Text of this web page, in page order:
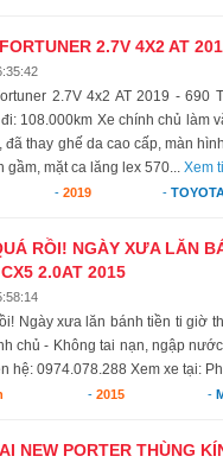
2.7V 4X2 AT
2.7V 4x2 AT 2019 - 690
108.000km Xe chính chủ làm
đã thay ghế da cao cấp, màn
gầm, mặt ca lăng lex 570...Xem
-2019 -
RỒI! NGÀY XƯA LĂN
2.0AT 2015
Ngày xưa lăn bánh tiền ti giờ
chủ - Không tai nạn, ngập
hệ: 0974.078.288 Xem xe tại:
- 2015 -
NEW PORTER THÙNG